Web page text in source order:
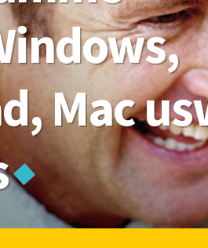
Mac